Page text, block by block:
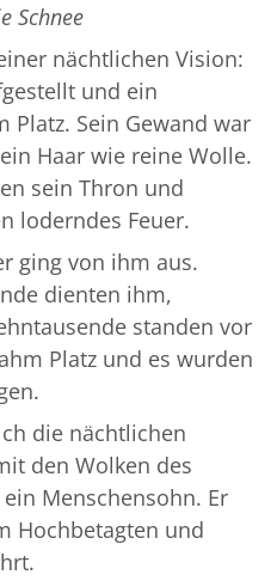
Schnee
nächtlichen Vision:
und ein
Platz. Sein Gewand war
Haar wie reine Wolle.
sein Thron und
loderndes Feuer.
ging von ihm aus.
dienten ihm,
standen vor
Platz und es wurden
die nächtlichen
den Wolken des
Menschensohn. Er
Hochbetagten und